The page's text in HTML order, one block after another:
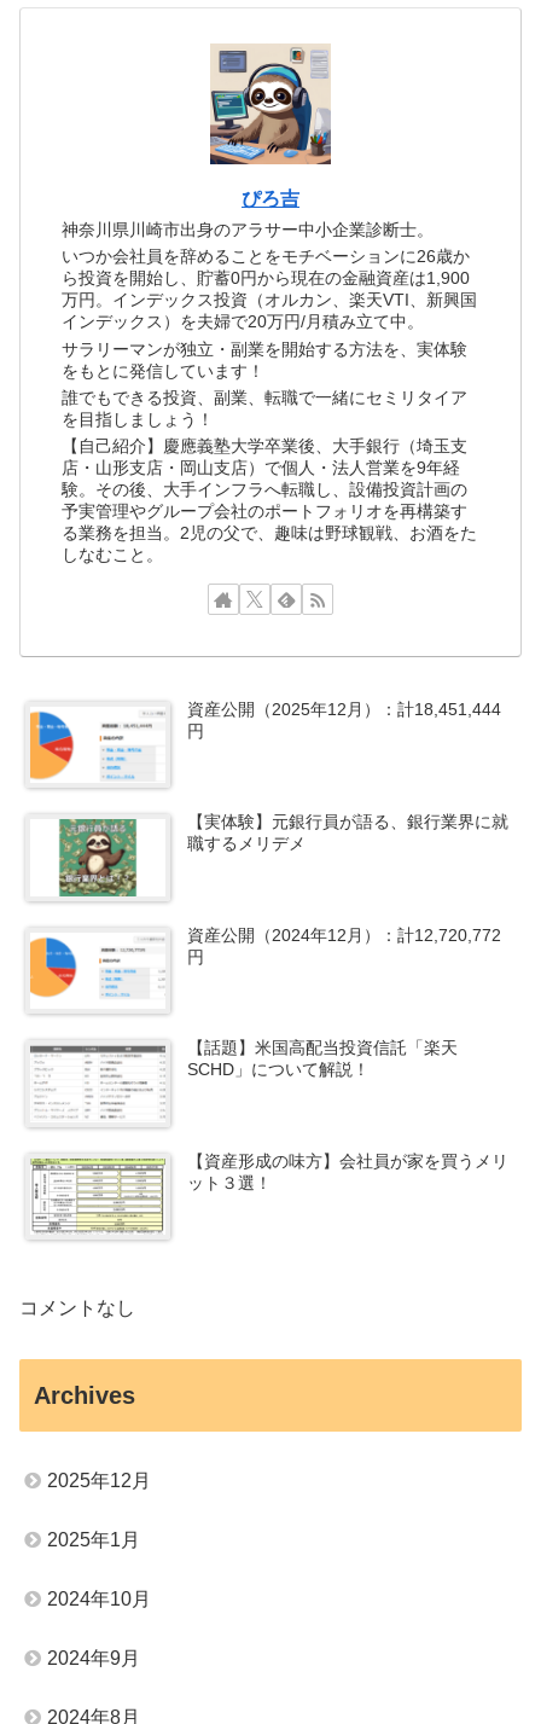
ぴろ吉
神奈川県川崎市出身のアラサー中小企業診断士。
いつか会社員を辞めることをモチベーションに26歳か
ら投資を開始し、貯蓄0円から現在の金融資産は1,900
万円。インデックス投資（オルカン、楽天VTI、新興国
インデックス）を夫婦で20万円/月積み立て中。
サラリーマンが独立・副業を開始する方法を、実体験
をもとに発信しています！
誰でもできる投資、副業、転職で一緒にセミリタイア
を目指しましょう！
【自己紹介】慶應義塾大学卒業後、大手銀行（埼玉支
店・山形支店・岡山支店）で個人・法人営業を9年経
験。その後、大手インフラへ転職し、設備投資計画の
予実管理やグループ会社のポートフォリオを再構築す
る業務を担当。2児の父で、趣味は野球観戦、お酒をた
しなむこと。
資産公開（2025年12月）：計18,451,444
円
【実体験】元銀行員が語る、銀行業界に就
職するメリデメ
資産公開（2024年12月）：計12,720,772
円
【話題】米国高配当投資信託「楽天
SCHD」について解説！
【資産形成の味方】会社員が家を買うメリ
ット３選！
コメントなし
Archives
2025年12月
2025年1月
2024年10月
2024年9月
2024年8月